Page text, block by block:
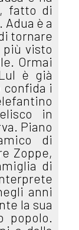
fatto di
è a
tornare
più visto
Ormai
è già
i
in
Piano
di
Zoppe,
di
anni
la sua